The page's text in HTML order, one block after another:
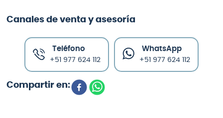
Canales de venta y asesoría
Teléfono
+51 977 624 112
WhatsApp
+51 977 624 112